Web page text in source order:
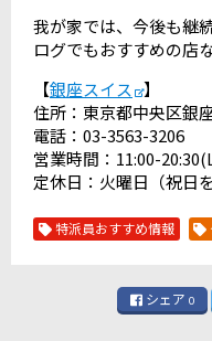
我が家では、今後も継
ログでもおすすめの店
【銀座スイス 】
住所：東京都中央区銀
電話：03-3563-3206
営業時間：11:00-
定休日：火曜日（祝日を
特派員おすすめ情報
シェア 0